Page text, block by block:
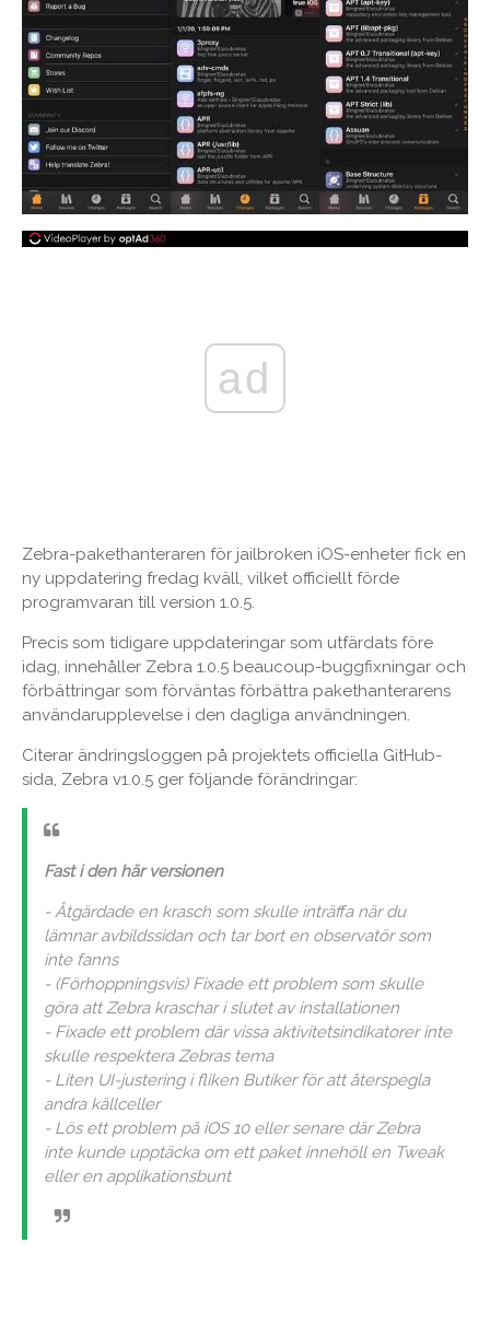
ad
Zebra-pakethanteraren för jailbroken iOS-enheter fick en
ny uppdatering fredag ​​kväll, vilket officiellt förde
programvaran till version 1.0.5.
Precis som tidigare uppdateringar som utfärdats före
idag, innehåller Zebra 1.0.5 beaucoup-buggfixningar och
förbättringar som förväntas förbättra pakethanterarens
användarupplevelse i den dagliga användningen.
Citerar ändringsloggen på projektets officiella GitHub-
sida, Zebra v1.0.5 ger följande förändringar:
Fast i den här versionen
- Åtgärdade en krasch som skulle inträffa när du
lämnar avbildssidan och tar bort en observatör som
inte fanns
- (Förhoppningsvis) Fixade ett problem som skulle
göra att Zebra kraschar i slutet av installationen
- Fixade ett problem där vissa aktivitetsindikatorer inte
skulle respektera Zebras tema
- Liten UI-justering i fliken Butiker för att återspegla
andra källceller
- Lös ett problem på iOS 10 eller senare där Zebra
inte kunde upptäcka om ett paket innehöll en Tweak
eller en applikationsbunt